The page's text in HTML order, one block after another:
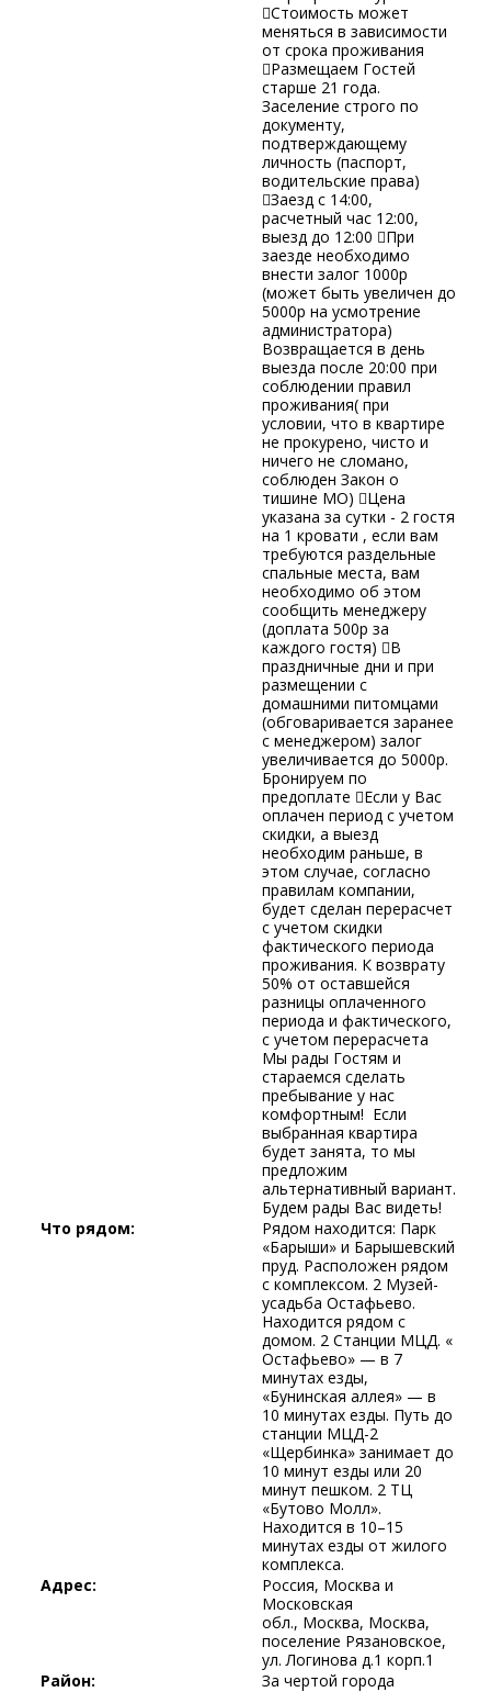
Стоимость может
меняться в зависимости
от срока проживания
Размещаем Гостей
старше 21 года.
Заселение строго по
документу,
подтверждающему
личность (паспорт,
водительские права)
Заезд с 14:00,
расчетный час 12:00,
выезд до 12:00 При
заезде необходимо
внести залог 1000р
(может быть увеличен до
5000р на усмотрение
администратора)
Возвращается в день
выезда после 20:00 при
соблюдении правил
проживания( при
условии, что в квартире
не прокурено, чисто и
ничего не сломано,
соблюден Закон о
тишине МО) Цена
указана за сутки - 2 гостя
на 1 кровати , если вам
требуются раздельные
спальные места, вам
необходимо об этом
сообщить менеджеру
(доплата 500р за
каждого гостя) В
праздничные дни и при
размещении с
домашними питомцами
(обговаривается заранее
с менеджером) залог
увеличивается до 5000р.
Бронируем по
предоплате Если у Вас
оплачен период с учетом
скидки, а выезд
необходим раньше, в
этом случае, согласно
правилам компании,
будет сделан перерасчет
с учетом скидки
фактического периода
проживания. К возврату
50% от оставшейся
разницы оплаченного
периода и фактического,
с учетом перерасчета
Мы рады Гостям и
стараемся сделать
пребывание у нас
комфортным! Если
выбранная квартира
будет занята, то мы
предложим
альтернативный вариант.
Будем рады Вас видеть!
Что рядом:
Рядом находится: Парк
«Барыши» и Барышевский
пруд. Расположен рядом
с комплексом. 2 Музей-
усадьба Остафьево.
Находится рядом с
домом. 2 Станции МЦД. «
Остафьево» — в 7
минутах езды,
«Бунинская аллея» — в
10 минутах езды. Путь до
станции МЦД-2
«Щербинка» занимает до
10 минут езды или 20
минут пешком. 2 ТЦ
«Бутово Молл».
Находится в 10–15
минутах езды от жилого
комплекса.
Адрес:
Россия, Москва и
Московская
обл., Москва, Москва,
поселение Рязановское,
ул. Логинова д.1 корп.1
Район:
За чертой города